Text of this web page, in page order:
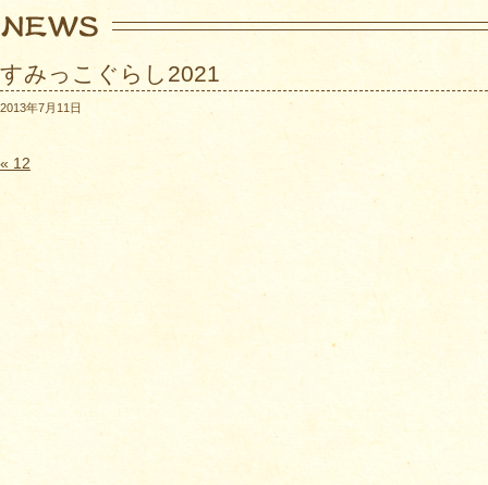
すみっこぐらし2021
2013年7月11日
« 12